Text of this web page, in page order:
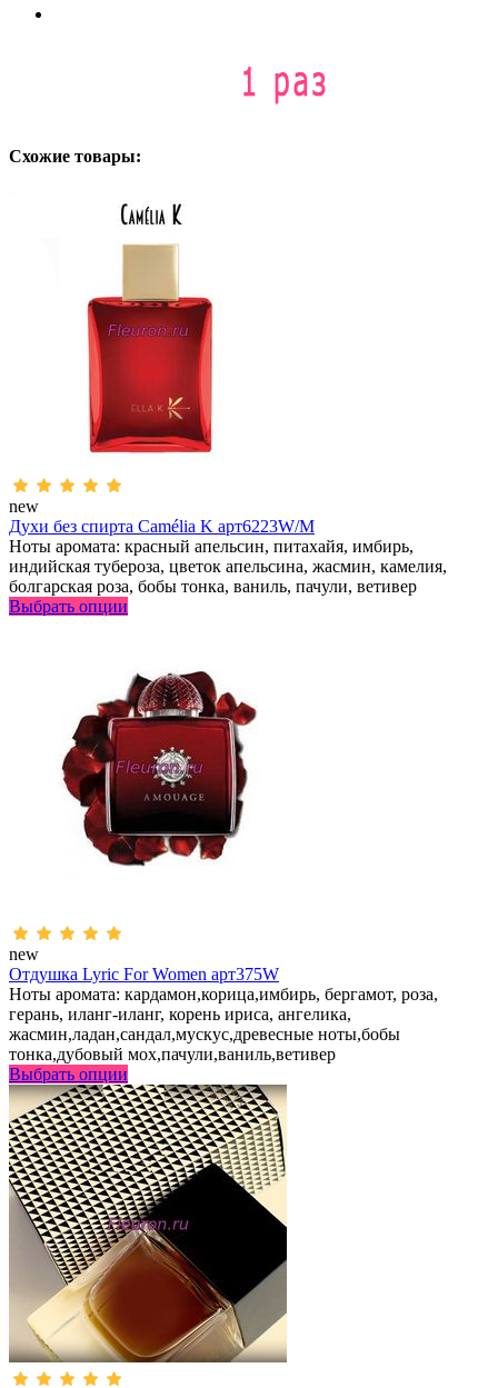
Схожие товары:
new
Духи без спирта Camélia K арт6223W/M
Ноты аромата: красный апельсин, питахайя, имбирь,
индийская тубероза, цветок апельсина, жасмин, камелия,
болгарская роза, бобы тонка, ваниль, пачули, ветивер
Выбрать опции
new
Отдушка Lyric For Women арт375W
Ноты аромата: кардамон,корица,имбирь, бергамот, роза,
герань, иланг-иланг, корень ириса, ангелика,
жасмин,ладан,сандал,мускус,древесные ноты,бобы
тонка,дубовый мох,пачули,ваниль,ветивер
Выбрать опции